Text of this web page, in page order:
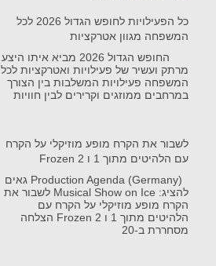
כל הפעילויות לחופש הגדול 2026 לכל
המשפחה מגוון אטרקציות
החופש הגדול 2026 מביא איתו היצע
מרתק ועשיר של פעילויות ואטרקציות לכל
המשפחה פעילויות המשלבות בין הצורך
במרחבים ממוזגים וקרירים לבין חוויות
לשבור את הקרח מופע מוזיקלי על הקרח
עם הלהיטים מתוך 1 ו Frozen 2
Production Agenda (Germany) גאים
להציג: Musical Show on Ice לשבור את
הקרח מופע מוזיקלי על הקרח עם
הלהיטים מתוך 1 ו Frozen 2 הצלחה
מסחררת ב-20